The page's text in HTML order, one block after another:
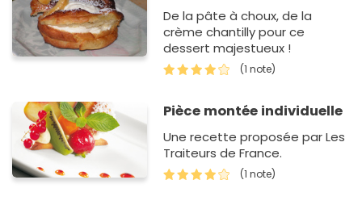
De la pâte à choux, de la
crème chantilly pour ce
dessert majestueux !
(1 note)
Pièce montée individuelle
Une recette proposée par Les
Traiteurs de France.
(1 note)